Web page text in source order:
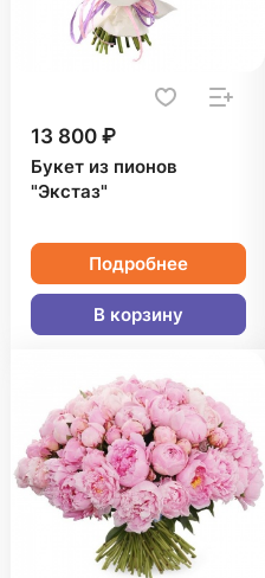
13 800 ₽
Букет из пионов
"Экстаз"
Подробнее
В корзину